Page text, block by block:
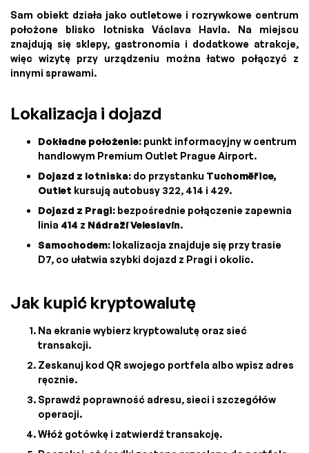
Sam obiekt działa jako outletowe i rozrywkowe centrum
położone blisko lotniska Václava Havla. Na miejscu
znajdują się sklepy, gastronomia i dodatkowe atrakcje,
więc wizytę przy urządzeniu można łatwo połączyć z
innymi sprawami.
Lokalizacja i dojazd
Dokładne położenie: punkt informacyjny w centrum
handlowym Premium Outlet Prague Airport.
Dojazd z lotniska: do przystanku Tuchoměřice,
Outlet kursują autobusy 322, 414 i 429.
Dojazd z Pragi: bezpośrednie połączenie zapewnia
linia 414 z Nádraží Veleslavín.
Samochodem: lokalizacja znajduje się przy trasie
D7, co ułatwia szybki dojazd z Pragi i okolic.
Jak kupić kryptowalutę
Na ekranie wybierz kryptowalutę oraz sieć
transakcji.
Zeskanuj kod QR swojego portfela albo wpisz adres
ręcznie.
Sprawdź poprawność adresu, sieci i szczegółów
operacji.
Włóż gotówkę i zatwierdź transakcję.